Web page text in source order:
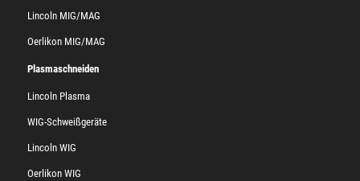
Lincoln MIG/MAG
Oerlikon MIG/MAG
Plasmaschneiden
Lincoln Plasma
WIG-Schweißgeräte
Lincoln WIG
Oerlikon WIG